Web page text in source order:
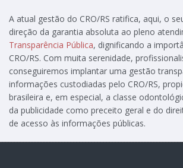
A atual gestão do CRO/RS ratifica, aqui, o
direção da garantia absoluta ao pleno
Transparência Pública, dignificando a
CRO/RS. Com muita serenidade,
conseguiremos implantar uma gestão
informações custodiadas pelo CRO/RS,
brasileira e, em especial, a classe
da publicidade como preceito geral e do
de acesso às informações públicas.